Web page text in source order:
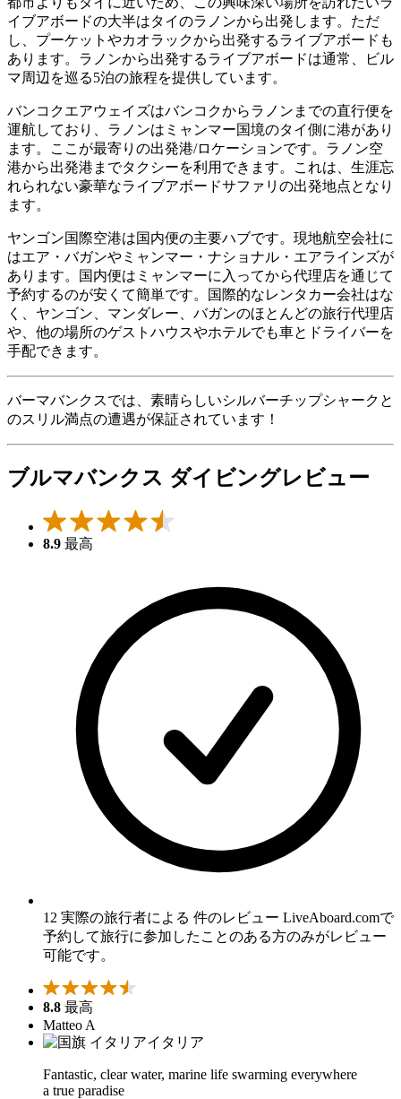
イブアボードの大半はタイのラノンから出発します。ただ
し、プーケットやカオラックから出発するライブアボードも
あります。ラノンから出発するライブアボードは通常、ビル
マ周辺を巡る5泊の旅程を提供しています。
バンコクエアウェイズはバンコクからラノンまでの直行便を
運航しており、ラノンはミャンマー国境のタイ側に港があり
ます。ここが最寄りの出発港/ロケーションです。ラノン空
港から出発港までタクシーを利用できます。これは、生涯忘
れられない豪華なライブアボードサファリの出発地点となり
ます。
ヤンゴン国際空港は国内便の主要ハブです。現地航空会社に
はエア・バガンやミャンマー・ナショナル・エアラインズが
あります。国内便はミャンマーに入ってから代理店を通じて
予約するのが安くて簡単です。国際的なレンタカー会社はな
く、ヤンゴン、マンダレー、バガンのほとんどの旅行代理店
や、他の場所のゲストハウスやホテルでも車とドライバーを
手配できます。
バーマバンクスでは、素晴らしいシルバーチップシャークと
のスリル満点の遭遇が保証されています！
ブルマバンクス ダイビングレビュー
8.9 最高
12 実際の旅行者による 件のレビュー LiveAboard.comで
予約して旅行に参加したことのある方のみがレビュー
可能です。
8.8 最高
Matteo A
イタリア
Fantastic, clear water, marine life swarming everywhere
a true paradise